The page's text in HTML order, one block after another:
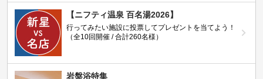
【ニフティ温泉 百名湯2026】
行ってみたい施設に投票してプレゼントを当てよう！
（全10回開催 / 合計260名様）
岩盤浴特集